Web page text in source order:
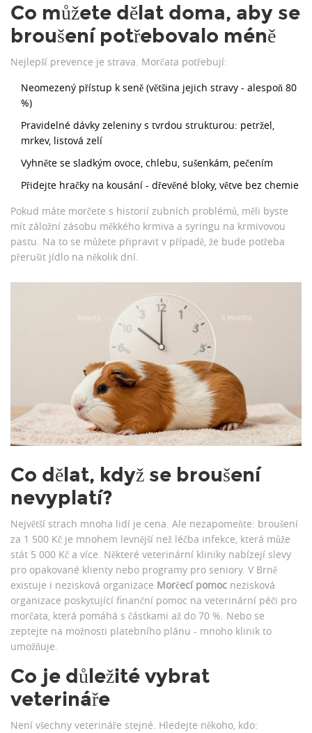
Co můžete dělat doma, aby se
broušení potřebovalo méně
Nejlepší prevence je strava. Morčata potřebují:
Neomezený přístup k seně (většina jejich stravy - alespoň 80
%)
Pravidelné dávky zeleniny s tvrdou strukturou: petržel,
mrkev, listová zelí
Vyhněte se sladkým ovoce, chlebu, sušenkám, pečením
Přidejte hračky na kousání - dřevěné bloky, větve bez chemie
Pokud máte morčete s historií zubních problémů, měli byste
mít záložní zásobu měkkého krmiva a syringu na krmivovou
pastu. Na to se můžete připravit v případě, že bude potřeba
přerušit jídlo na několik dní.
Co dělat, když se broušení
nevyplatí?
Největší strach mnoha lidí je cena. Ale nezapomeňte: broušení
za 1 500 Kč je mnohem levnější než léčba infekce, která může
stát 5 000 Kč a více. Některé veterinární kliniky nabízejí slevy
pro opakované klienty nebo programy pro seniory. V Brně
existuje i nezisková organizace Morčecí pomoc nezisková
organizace poskytující finanční pomoc na veterinární péči pro
morčata, která pomáhá s částkami až do 70 %. Nebo se
zeptejte na možnosti platebního plánu - mnoho klinik to
umožňuje.
Co je důležité vybrat
veterináře
Není všechny veterináře stejné. Hledejte někoho, kdo: